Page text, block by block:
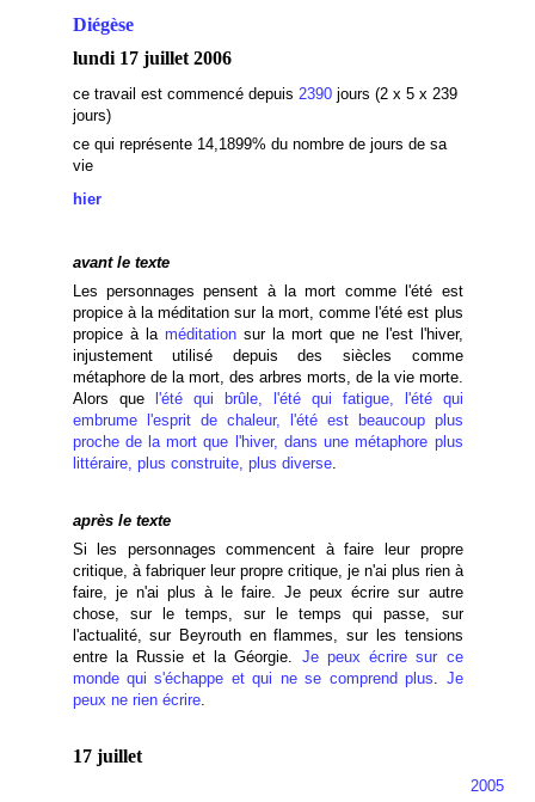
Diégèse
lundi 17 juillet 2006
ce travail est commencé depuis 2390jours (2 x 5 x 239
jours)
ce qui représente 14,1899% du nombre de jours de sa
vie
hier
avant le texte
Les personnages pensent à la mort comme l'été est
propice à la méditation sur la mort, comme l'été est plus
propice à la méditationsur la mort que ne l'est l'hiver,
injustement utilisé depuis des siècles comme
métaphore de la mort, des arbres morts, de la vie morte.
Alors que
l'été qui brûle, l'été qui fatigue, l'été qui
embrume l'esprit de chaleur, l'été est beaucoup plus
proche de la mort que l'hiver, dans une métaphore plus
littéraire, plus construite, plus diverse.
après le texte
Si les personnages commencent à faire leur propre
critique, à fabriquer leur propre critique, je n'ai plus rien à
faire, je n'ai plus à le faire. Je peux écrire sur autre
chose, sur le temps, sur le temps qui passe, sur
l'actualité, sur Beyrouth en flammes, sur les tensions
entre la Russie et la Géorgie. Je peux écrire sur ce
monde qui s'échappe et qui ne se comprend plus. Je
peux ne rien écrire.
17 juillet
2005